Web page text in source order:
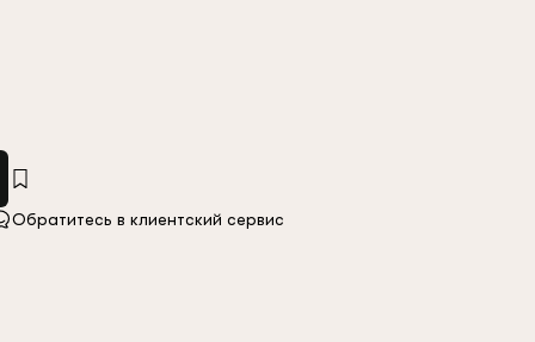
Обратитесь в клиентский сервис